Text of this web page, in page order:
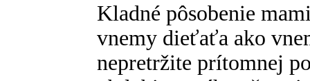
Kladné pôsobenie
vnemy dieťaťa ako
nepretržite prítomnej